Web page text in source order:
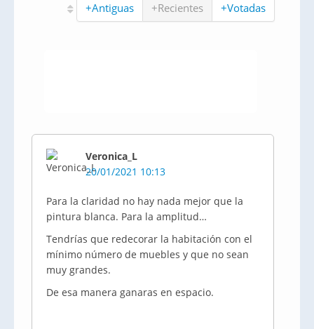
+Antiguas +Recientes +Votadas
Veronica_L
20/01/2021 10:13
Para la claridad no hay nada mejor que la
pintura blanca. Para la amplitud…
Tendrías que redecorar la habitación con el
mínimo número de muebles y que no sean
muy grandes.
De esa manera ganaras en espacio.